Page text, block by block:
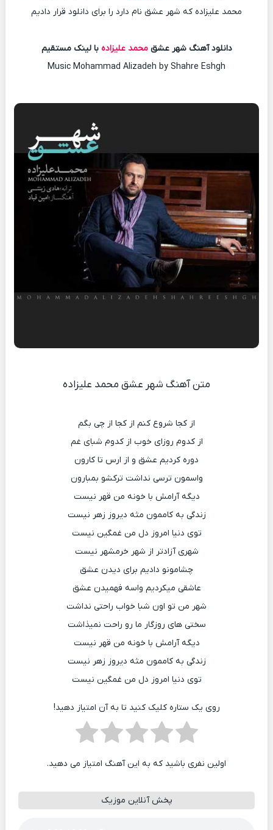
محمد علیزاده که شهر عشق نام دارد را برای دانلود قرار دادیم
دانلود آهنگ شهر عشقمحمد علیزادهبا لینک مستقیم
Music Mohammad Alizadeh by Shahre Eshgh
متن آهنگ شهر عشق محمد علیزاده
از کجا شروع کنم از کجا از چی بگم
از کدوم روزای خوب از کدوم شبای غم
دوره کردیم عشق و از ارس تا کارون
واسمون ترسی نداشت ترکشو بمبارون
دیگه آرامش با خونه من قهر نیست
زندگی به کاممون مثه دیروز زهر نیست
توی دنیا امروز دل من غمگین نیست
شهری آزادتر از شهر خرمشهر نیست
چشامونو دادیم برای دیدن عشق
عاشقی میکردیم واسه فهمیدن عشق
شهر من تو اون شبا خواب راحتی نداشت
سختی های روزگار ما رو راحت نمیذاشت
دیگه آرامش با خونه من قهر نیست
زندگی به کاممون مثه دیروز زهر نیست
توی دنیا امروز دل من غمگین نیست
روی یک ستاره کلیک کنید تا به آن امتیاز دهید!
اولین نفری باشید که به این آهنگ امتیاز می دهید.
پخش آنلاین موزیک